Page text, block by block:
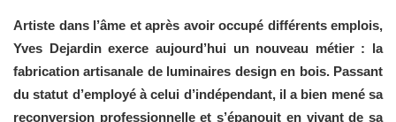
Artiste dans l’âme et après avoir occupé différents emplois,
Yves Dejardin exerce aujourd’hui un nouveau métier : la
fabrication artisanale de luminaires design en bois. Passant
du statut d’employé à celui d’indépendant, il a bien mené sa
reconversion professionnelle et s’épanouit en vivant de sa